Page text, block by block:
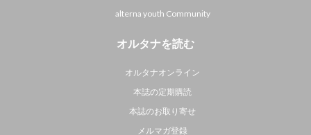
alterna youth Community
オルタナを読む
オルタナオンライン
本誌の定期購読
本誌のお取り寄せ
メルマガ登録